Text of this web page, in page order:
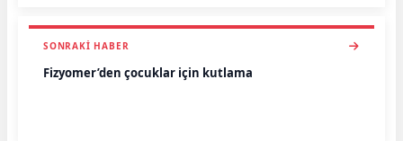
SONRAKI HABER
Fizyomer’den çocuklar için kutlama